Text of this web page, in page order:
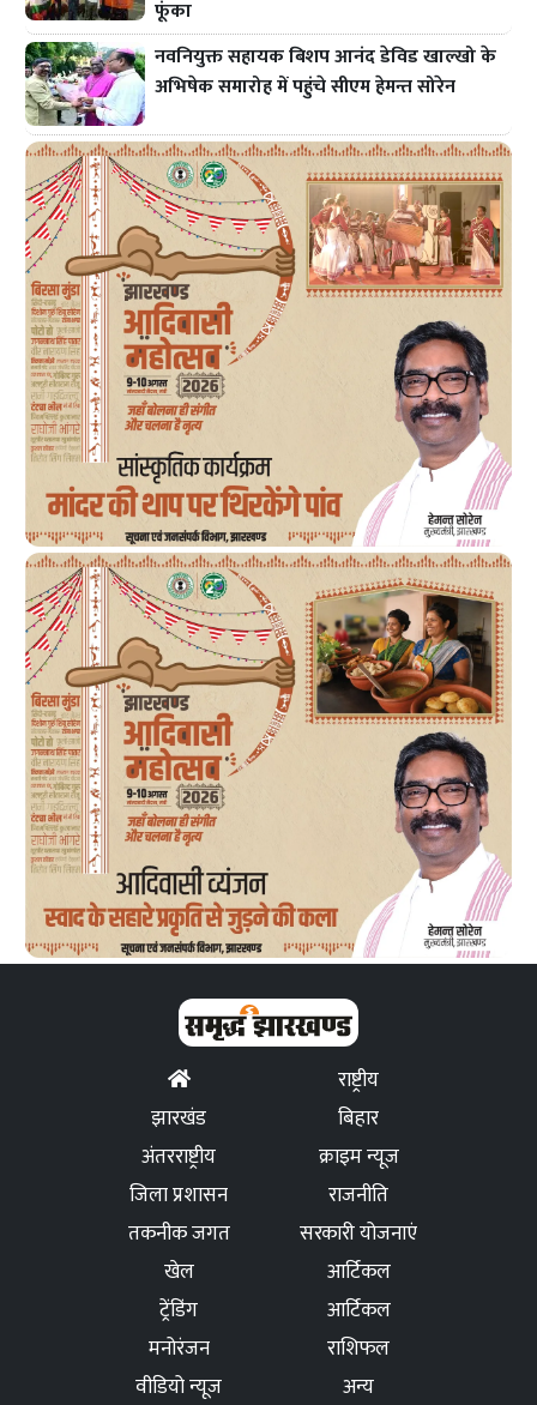
फूंका
नवनियुक्त सहायक बिशप आनंद डेविड खाल्खो के
अभिषेक समारोह में पहुंचे सीएम हेमन्त सोरेन
राष्ट्रीय
झारखंड
बिहार
अंतरराष्ट्रीय
क्राइम न्यूज
जिला प्रशासन
राजनीति
तकनीक जगत
सरकारी योजनाएं
खेल
आर्टिकल
ट्रेंडिंग
आर्टिकल
मनोरंजन
राशिफल
वीडियो न्यूज
अन्य